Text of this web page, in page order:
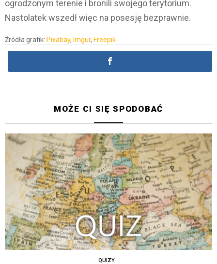
ogrodzonym terenie i bronili swojego terytorium.
Nastolatek wszedł więc na posesję bezprawnie.
Źródła grafik: Pixabay, Imgur, Freepik
MOŻE CI SIĘ SPODOBAĆ
QUIZY